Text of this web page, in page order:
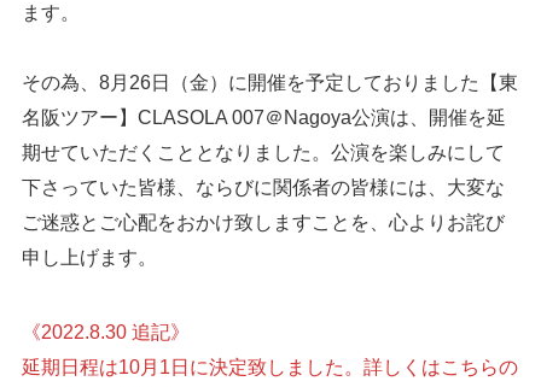
ます。
その為、8月26日（金）に開催を予定しておりました【東
名阪ツアー】CLASOLA 007＠Nagoya公演は、開催を延
期せていただくこととなりました。公演を楽しみにして
下さっていた皆様、ならびに関係者の皆様には、大変な
ご迷惑とご心配をおかけ致しますことを、心よりお詫び
申し上げます。
《2022.8.30 追記》
延期日程は10月1日に決定致しました。詳しくはこちらの